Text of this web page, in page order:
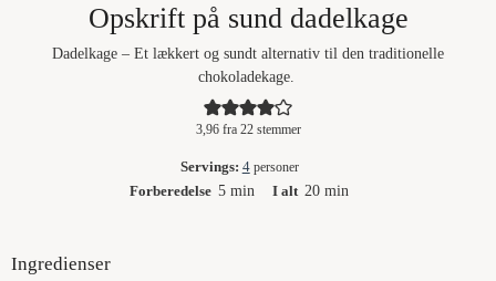
Opskrift på sund dadelkage
Dadelkage – Et lækkert og sundt alternativ til den traditionelle
chokoladekage.
3,96fra 22stemmer
Servings: 4 personer
Forberedelse 5minutter
min I alt 20minutter
min
Ingredienser